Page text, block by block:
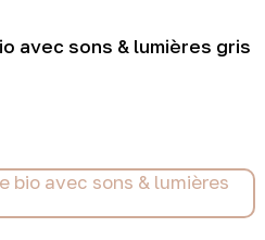
avec sons & lumières gris